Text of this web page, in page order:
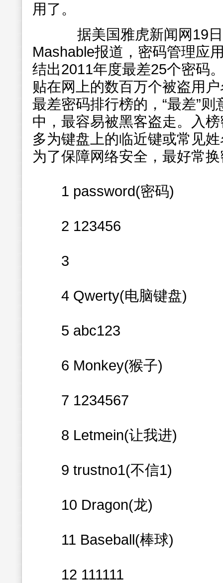
用了。
据美国雅虎新闻网19日
Mashable报道，密码管理应
结出2011年度最差25个密码
贴在网上的数百万个被盗用
最差密码排行榜的，“最差”
中，最容易被黑客盗走。入
多为键盘上的临近键或常见
为了保障网络安全，最好常
1 password(密码)
2 123456
3
4 Qwerty(电脑键盘)
5 abc123
6 Monkey(猴子)
7 1234567
8 Letmein(让我进)
9 trustno1(不信1)
10 Dragon(龙)
11 Baseball(棒球)
12 111111